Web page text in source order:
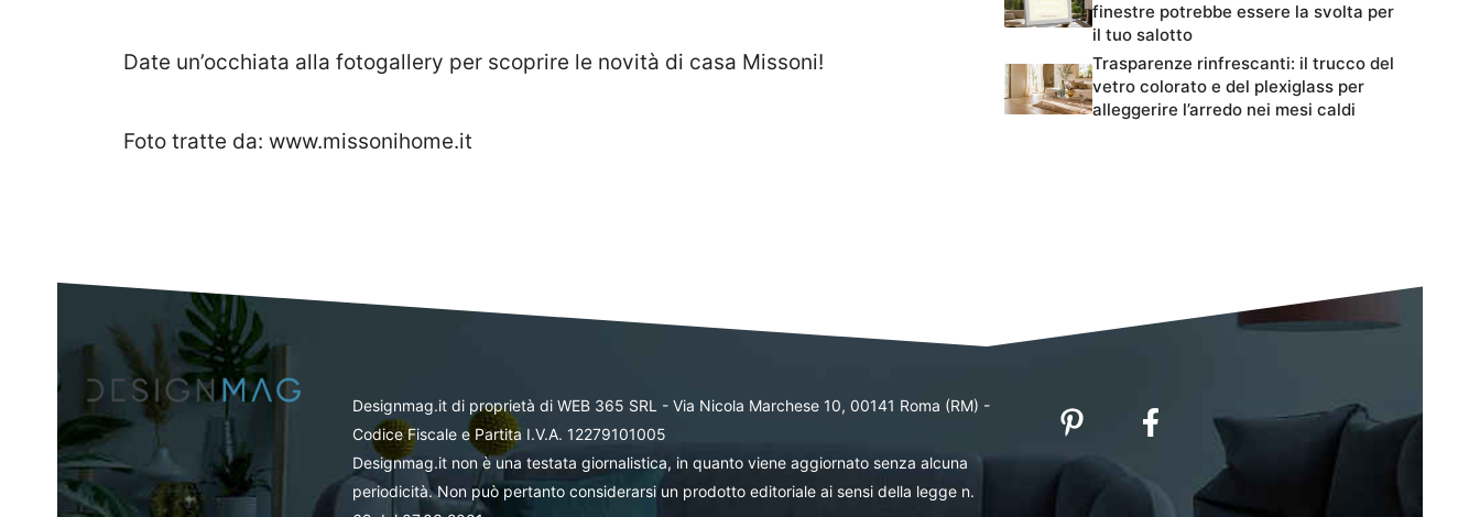
Date un’occhiata alla fotogallery per scoprire le novità di casa Missoni!
Foto tratte da: www.missonihome.it
finestre potrebbe essere la svolta per
il tuo salotto
Trasparenze rinfrescanti: il trucco del
vetro colorato e del plexiglass per
alleggerire l’arredo nei mesi caldi
Designmag.it di proprietà di WEB 365 SRL - Via Nicola Marchese 10, 00141 Roma (RM) -
Codice Fiscale e Partita I.V.A. 12279101005
Designmag.it non è una testata giornalistica, in quanto viene aggiornato senza alcuna
periodicità. Non può pertanto considerarsi un prodotto editoriale ai sensi della legge n.